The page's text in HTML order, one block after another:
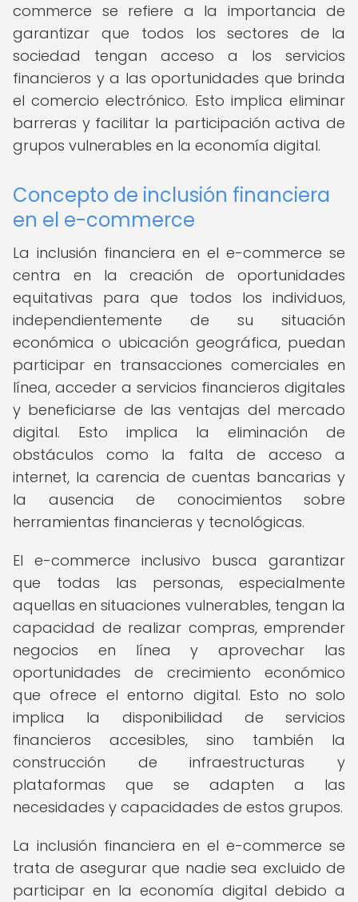
commerce se refiere a la importancia de
garantizar que todos los sectores de la
sociedad tengan acceso a los servicios
financieros y a las oportunidades que brinda
el comercio electrónico. Esto implica eliminar
barreras y facilitar la participación activa de
grupos vulnerables en la economía digital.
Concepto de inclusión financiera
en el e-commerce
La inclusión financiera en el e-commerce se
centra en la creación de oportunidades
equitativas para que todos los individuos,
independientemente de su situación
económica o ubicación geográfica, puedan
participar en transacciones comerciales en
línea, acceder a servicios financieros digitales
y beneficiarse de las ventajas del mercado
digital. Esto implica la eliminación de
obstáculos como la falta de acceso a
internet, la carencia de cuentas bancarias y
la ausencia de conocimientos sobre
herramientas financieras y tecnológicas.
El e-commerce inclusivo busca garantizar
que todas las personas, especialmente
aquellas en situaciones vulnerables, tengan la
capacidad de realizar compras, emprender
negocios en línea y aprovechar las
oportunidades de crecimiento económico
que ofrece el entorno digital. Esto no solo
implica la disponibilidad de servicios
financieros accesibles, sino también la
construcción de infraestructuras y
plataformas que se adapten a las
necesidades y capacidades de estos grupos.
La inclusión financiera en el e-commerce se
trata de asegurar que nadie sea excluido de
participar en la economía digital debido a